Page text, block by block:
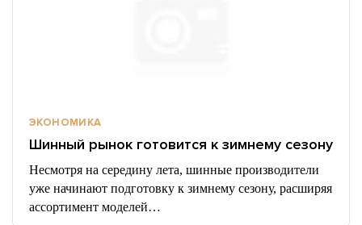
ЭКОНОМИКА
Шинный рынок готовится к зимнему сезону
Несмотря на середину лета, шинные производители
уже начинают подготовку к зимнему сезону, расширяя
ассортимент моделей…